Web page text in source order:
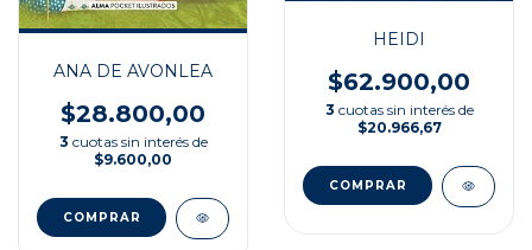
ANA DE AVONLEA
$28.800,00
3 cuotas sin interés de
$9.600,00
HEIDI
$62.900,00
3 cuotas sin interés de
$20.966,67